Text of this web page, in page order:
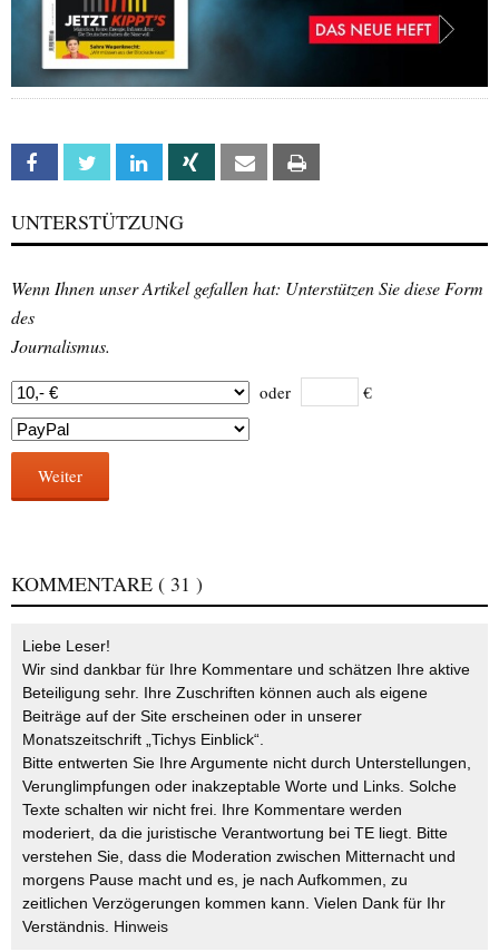
Facebook Twitter Linkedin Xing Email
UNTERSTÜTZUNG
Wenn Ihnen unser Artikel gefallen hat: Unterstützen Sie diese Form
des
Journalismus.
oder €
Weiter
KOMMENTARE ( 31 )
Liebe Leser!
Wir sind dankbar für Ihre Kommentare und schätzen Ihre aktive
Beteiligung sehr. Ihre Zuschriften können auch als eigene
Beiträge auf der Site erscheinen oder in unserer
Monatszeitschrift „Tichys Einblick“.
Bitte entwerten Sie Ihre Argumente nicht durch Unterstellungen,
Verunglimpfungen oder inakzeptable Worte und Links. Solche
Texte schalten wir nicht frei. Ihre Kommentare werden
moderiert, da die juristische Verantwortung bei TE liegt. Bitte
verstehen Sie, dass die Moderation zwischen Mitternacht und
morgens Pause macht und es, je nach Aufkommen, zu
zeitlichen Verzögerungen kommen kann. Vielen Dank für Ihr
Verständnis. Hinweis